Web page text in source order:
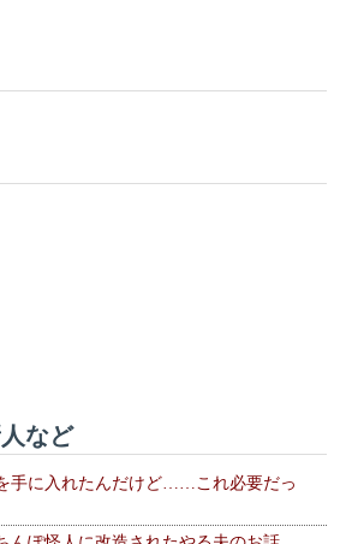
など
手に入れたんだけど……これ必要だっ